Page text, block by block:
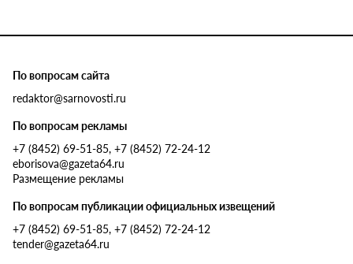
По вопросам сайта
redaktor@sarnovosti.ru
По вопросам рекламы
+7 (8452) 69-51-85, +7 (8452) 72-24-12
eborisova@gazeta64.ru
Размещение рекламы
По вопросам публикации официальных извещений
+7 (8452) 69-51-85, +7 (8452) 72-24-12
tender@gazeta64.ru